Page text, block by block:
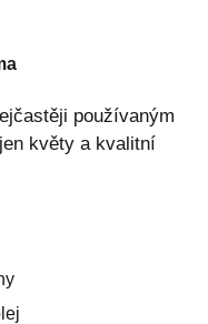
používaným
květy a kvalitní